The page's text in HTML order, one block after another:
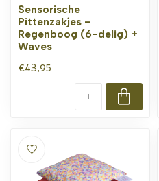
Sensorische
Pittenzakjes -
Regenboog (6-delig) +
Waves
€43,95